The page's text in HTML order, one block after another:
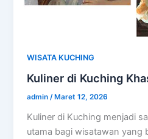
WISATA KUCHING
Kuliner di Kuching
admin/ Maret 12, 2026
Kuliner di Kuching menjadi
utama bagi wisatawan yang